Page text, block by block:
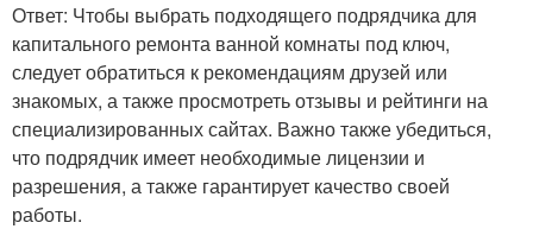
Ответ: Чтобы выбрать подходящего подрядчика для
капитального ремонта ванной комнаты под ключ,
следует обратиться к рекомендациям друзей или
знакомых, а также просмотреть отзывы и рейтинги на
специализированных сайтах. Важно также убедиться,
что подрядчик имеет необходимые лицензии и
разрешения, а также гарантирует качество своей
работы.